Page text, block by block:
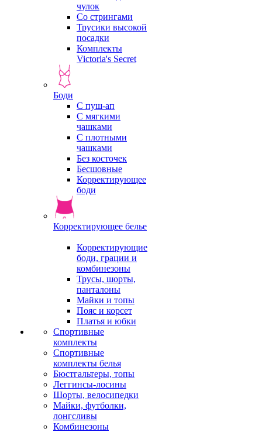
чулок
Со стрингами
Трусики высокой
посадки
Комплекты
Victoria's Secret
Боди
С пуш-ап
С мягкими
чашками
С плотными
чашками
Без косточек
Бесшовные
Корректирующее
боди
Корректирующее белье
Корректирующие
боди, грации и
комбинезоны
Трусы, шорты,
панталоны
Майки и топы
Пояс и корсет
Платья и юбки
Спортивные
комплекты
Спортивные
комплекты белья
Бюстгальтеры, топы
Леггинсы-лосины
Шорты, велосипедки
Майки, футболки,
лонгсливы
Комбинезоны